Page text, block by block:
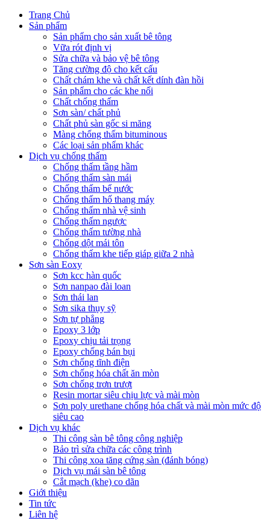
Trang Chủ
Sản phẩm
Sản phẩm cho sản xuất bê tông
Vữa rót định vị
Sửa chữa và bảo vệ bê tông
Tăng cường độ cho kết cấu
Chất chám khe và chất kết dính đàn hồi
Sản phẩm cho các khe nối
Chất chống thấm
Sơn sàn/ chất phủ
Chất phủ sàn gốc si măng
Màng chống thấm bituminous
Các loại sản phẩm khác
Dịch vụ chống thấm
Chống thấm tầng hầm
Chống thấm sàn mái
Chống thấm bể nước
Chống thấm hố thang máy
Chống thấm nhà vệ sinh
Chống thấm ngược
Chống thấm tường nhà
Chống dột mái tôn
Chống thấm khe tiếp giáp giữa 2 nhà
Sơn sàn Eoxy
Sơn kcc hàn quốc
Sơn nanpao đài loan
Sơn thái lan
Sơn sika thụy sỹ
Sơn tự phẳng
Epoxy 3 lớp
Epoxy chịu tải trọng
Epoxy chống bán bụi
Sơn chống tĩnh điện
Sơn chống hóa chất ăn mòn
Sơn chống trơn trượt
Resin mortar siêu chịu lực và mài mòn
Sơn poly urethane chống hóa chất và mài mòn mức độ
siêu cao
Dịch vụ khác
Thi công sàn bê tông công nghiệp
Bảo trì sửa chữa các công trình
Thi công xoa tăng cứng sàn (đánh bóng)
Dịch vụ mái sàn bê tông
Cắt mạch (khe) co dãn
Giới thiệu
Tin tức
Liên hệ